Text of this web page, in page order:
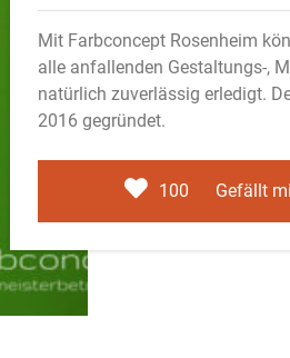
Mit Farbconcept Rosenheim
alle anfallenden Gestaltungs-,
natürlich zuverlässig erledigt.
2016 gegründet.
100 Gefällt